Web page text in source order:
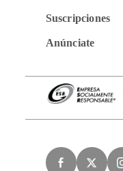
Suscripciones
Anúnciate